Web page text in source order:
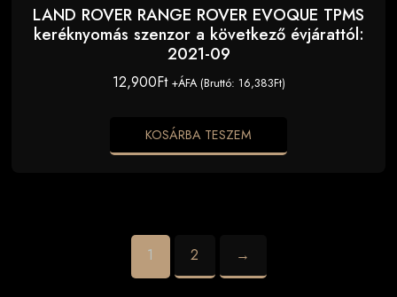
LAND ROVER RANGE ROVER EVOQUE TPMS
keréknyomás szenzor a következő évjárattól:
2021-09
12,900Ft +ÁFA (Bruttó: 16,383Ft)
KOSÁRBA TESZEM
1 2 →